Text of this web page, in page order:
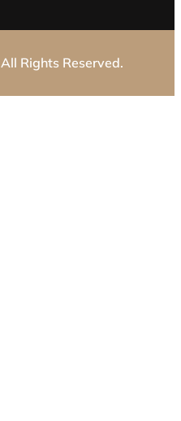
All Rights Reserved.